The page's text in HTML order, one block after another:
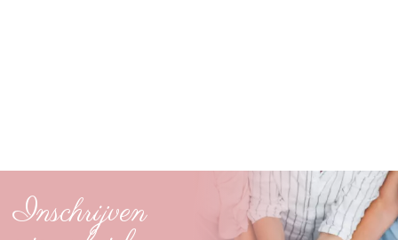
Inschrijven